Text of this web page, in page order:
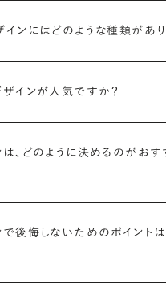
名です。
リング）と呼ばれます。
ンにはどのような種類があり
動の人気を誇ります。
雰囲気が楽しめます。
インが人気ですか？
「ソリティア」です。
、どのように決めるのがお
後悔しないためのポイント